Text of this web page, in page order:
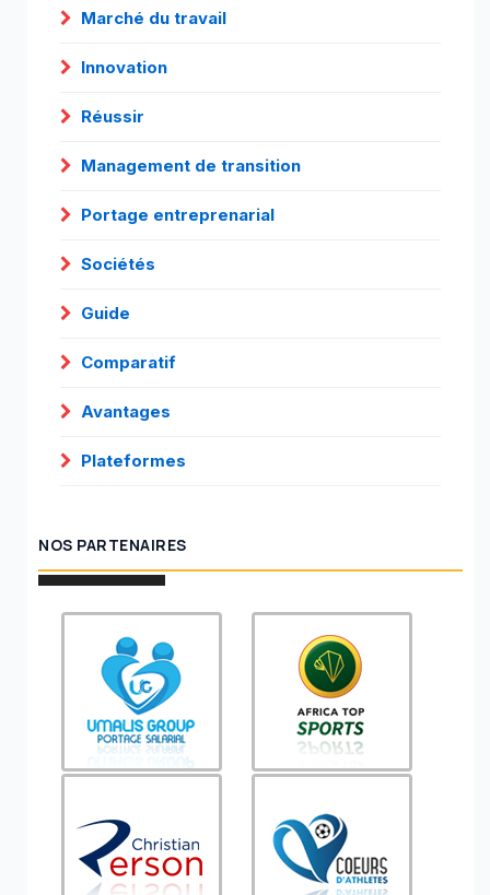
Marché du travail
Innovation
Réussir
Management de transition
Portage entreprenarial
Sociétés
Guide
Comparatif
Avantages
Plateformes
NOS PARTENAIRES